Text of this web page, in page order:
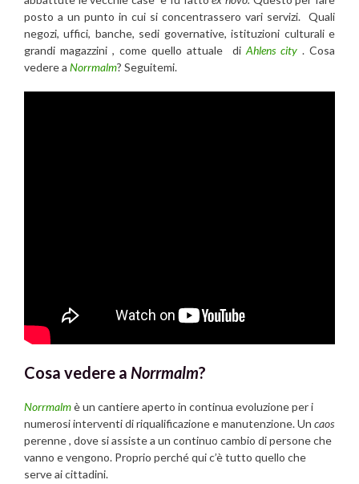
posto a un punto in cui si concentrassero vari servizi. Quali
negozi, uffici, banche, sedi governative, istituzioni culturali e
grandi magazzini , come quello attuale di Ahlens city . Cosa
vedere a Norrmalm? Seguitemi.
Cosa vedere a Norrmalm?
Norrmalmè un cantiere aperto in continua evoluzione per i
numerosi interventi di riqualificazione e manutenzione. Un caos
perenne , dove si assiste a un continuo cambio di persone che
vanno e vengono. Proprio perché qui c’è tutto quello che
serve ai cittadini.